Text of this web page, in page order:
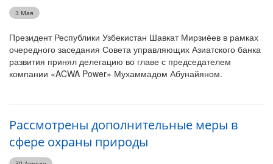
3 Мая
Президент Республики Узбекистан Шавкат Мирзиёев в рамках
очередного заседания Совета управляющих Азиатского банка
развития принял делегацию во главе с председателем
компании «ACWA Power» Мухаммадом Абунайяном.
Рассмотрены дополнительные меры в
сфере охраны природы